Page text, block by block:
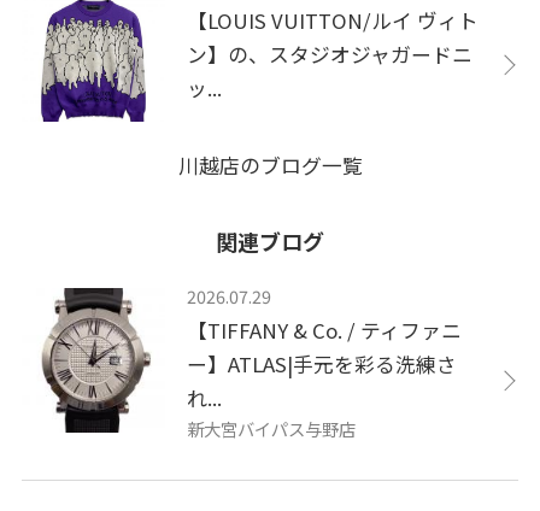
【LOUIS VUITTON/ルイ ヴィト
ン】の、スタジオジャガードニ
ッ...
川越店のブログ一覧
関連ブログ
2026.07.29
【TIFFANY & Co. / ティファニ
ー】ATLAS|手元を彩る洗練さ
れ...
新大宮バイパス与野店